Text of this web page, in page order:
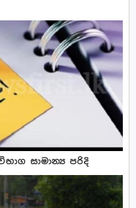
සාමාන්‍ය පරිදි